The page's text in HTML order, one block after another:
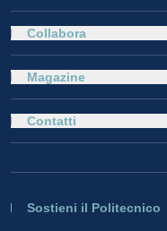
Collabora
Magazine
Sostieni il Politecnico
Contatti